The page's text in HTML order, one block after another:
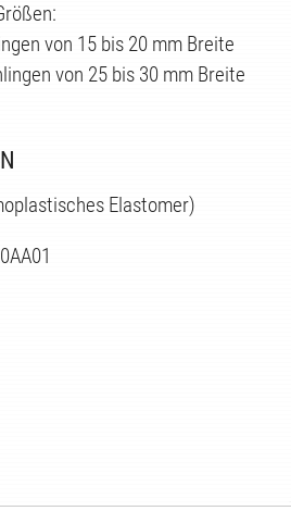
von 15 bis 20 mm Breite
von 25 bis 30 mm Breite
Elastomer)